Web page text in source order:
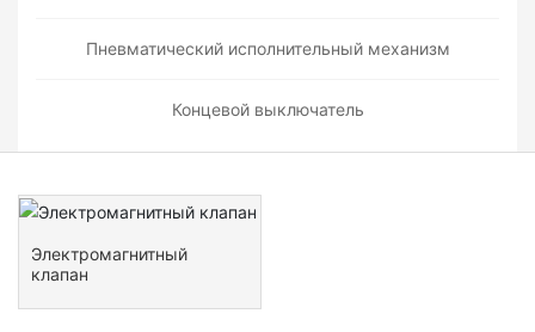
Пневматический исполнительный механизм
Концевой выключатель
Электромагнитный
клапан